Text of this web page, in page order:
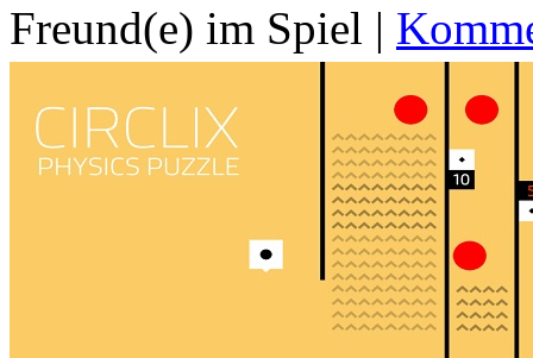
Freund(e) im Spiel |